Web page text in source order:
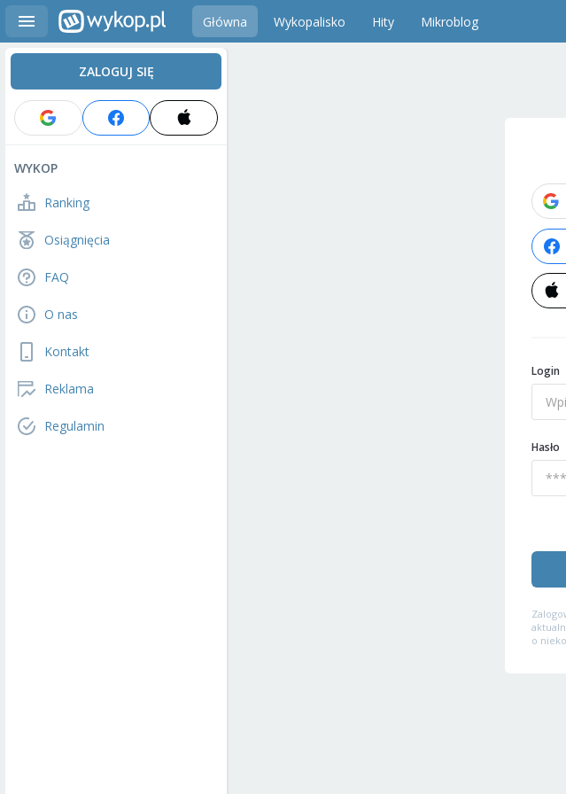
Główna Wykopalisko Hity Mikroblog
ZALOGUJ SIĘ
WYKOP
Ranking
Osiągnięcia
FAQ
O nas
Kontakt
Reklama
Regulamin
Login
Hasło
o